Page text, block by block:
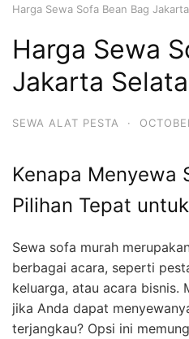
Harga Sewa Sofa Bean Bag
Harga Sewa
Jakarta
SEWA ALAT PESTA ·
Kenapa Menyewa
Pilihan Tepat
Sewa sofa murah
berbagai acara, seperti
keluarga, atau acara bisnis.
jika Anda dapat
terjangkau? Opsi ini